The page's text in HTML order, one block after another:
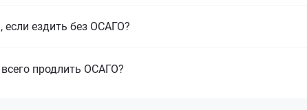
если ездить без ОСАГО?
продлить ОСАГО?